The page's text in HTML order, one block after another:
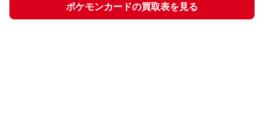
ポケモンカードの買取表を見る